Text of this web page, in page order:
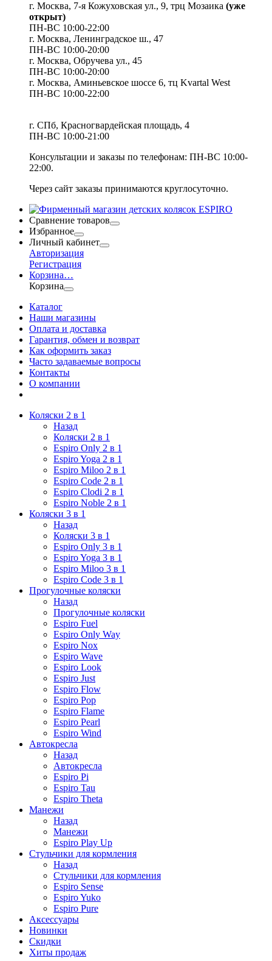
г. Москва, 7-я Кожуховская ул., 9, трц Мозаика (уже
открыт)
ПН-ВС 10:00-22:00
г. Москва, Ленинградское ш., 47
ПН-ВС 10:00-20:00
г. Москва, Обручева ул., 45
ПН-ВС 10:00-20:00
г. Москва, Аминьевское шоссе 6, тц Kvartal West
ПН-ВС 10:00-22:00
г. СПб, Красногвардейская площадь, 4
ПН-ВС 10:00-21:00
Консультации и заказы по телефонам: ПН-ВС 10:00-
22:00.
Через сайт заказы принимаются круглосуточно.
Сравнение товаров
Избранное
Личный кабинет
Авторизация
Регистрация
Корзина…
Корзина
Каталог
Наши магазины
Оплата и доставка
Гарантия, обмен и возврат
Как оформить заказ
Часто задаваемые вопросы
Контакты
О компании
Коляски 2 в 1
Назад
Коляски 2 в 1
Espiro Only 2 в 1
Espiro Yoga 2 в 1
Espiro Miloo 2 в 1
Espiro Code 2 в 1
Espiro Clodi 2 в 1
Espiro Noble 2 в 1
Коляски 3 в 1
Назад
Коляски 3 в 1
Espiro Only 3 в 1
Espiro Yoga 3 в 1
Espiro Miloo 3 в 1
Espiro Code 3 в 1
Прогулочные коляски
Назад
Прогулочные коляски
Espiro Fuel
Espiro Only Way
Espiro Nox
Espiro Wave
Espiro Look
Espiro Just
Espiro Flow
Espiro Pop
Espiro Flame
Espiro Pearl
Espiro Wind
Автокресла
Назад
Автокресла
Espiro Pi
Espiro Tau
Espiro Theta
Манежи
Назад
Манежи
Espiro Play Up
Стульчики для кормления
Назад
Стульчики для кормления
Espiro Sense
Espiro Yuko
Espiro Pure
Аксессуары
Новинки
Скидки
Хиты продаж